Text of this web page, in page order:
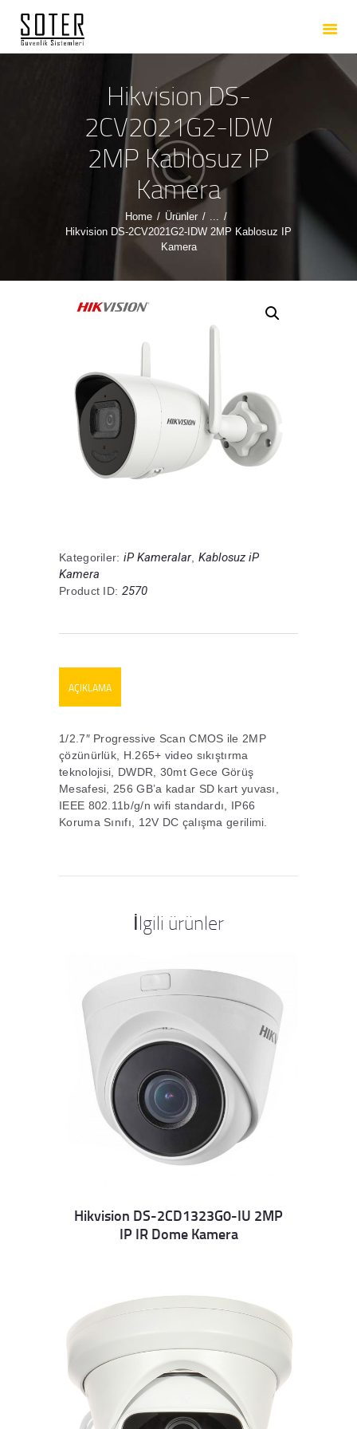
Hikvision DS-
2CV2021G2-IDW
2MP Kablosuz IP
Kamera
Home Ürünler
...
Hikvision DS-2CV2021G2-IDW 2MP Kablosuz IP
Kamera
ANASAYFA
HAKKIMIZDA
HIZMETLERIMIZ
ÜRÜNLERIMIZ
REFERANSLARIMIZ
İLETIŞIM
Kategoriler: iP Kameralar, Kablosuz iP
Kamera
Product ID: 2570
AÇIKLAMA
1/2.7″ Progressive Scan CMOS ile 2MP
çözünürlük, H.265+ video sıkıştırma
teknolojisi, DWDR, 30mt Gece Görüş
Mesafesi, 256 GB’a kadar SD kart yuvası,
IEEE 802.11b/g/n wifi standardı, IP66
Koruma Sınıfı, 12V DC çalışma gerilimi.
İlgili ürünler
Details
Hikvision DS-2CD1323G0-IU 2MP
IP IR Dome Kamera